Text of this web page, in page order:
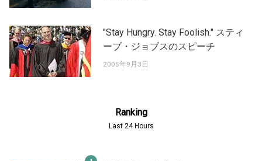
"Stay Hungry. Stay Foolish." スティ
ーブ・ジョブスのスピーチ
2005年9月3日
Ranking
Last 24 Hours